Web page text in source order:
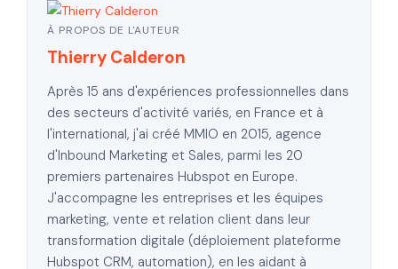
À PROPOS DE L'AUTEUR
Thierry Calderon
Après 15 ans d'expériences professionnelles dans
des secteurs d'activité variés, en France et à
l'international, j'ai créé MMIO en 2015, agence
d'Inbound Marketing et Sales, parmi les 20
premiers partenaires Hubspot en Europe.
J'accompagne les entreprises et les équipes
marketing, vente et relation client dans leur
transformation digitale (déploiement plateforme
Hubspot CRM, automation), en les aidant à